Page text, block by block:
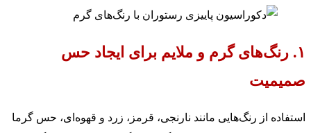
۱. رنگ‌های گرم و ملایم برای ایجاد حس
صمیمیت
استفاده از رنگ‌هایی مانند نارنجی، قرمز، زرد و قهوه‌ای، حس گرما